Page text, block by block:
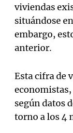
viviendas
situándose
embargo,
anterior.
Esta cifra de
según datos
torno a los 4